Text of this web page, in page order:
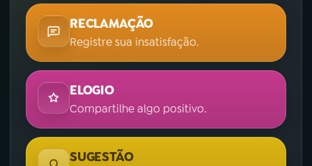
RECLAMAÇÃO
Registre sua insatisfação.
ELOGIO
Compartilhe algo positivo.
SUGESTÃO